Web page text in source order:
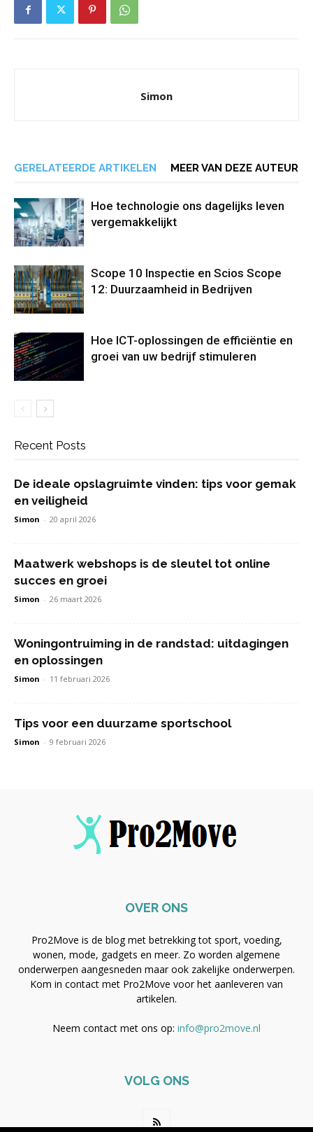
Simon
GERELATEERDE ARTIKELEN MEER VAN DEZE AUTEUR
Hoe technologie ons dagelijks leven
vergemakkelijkt
Scope 10 Inspectie en Scios Scope
12: Duurzaamheid in Bedrijven
Hoe ICT-oplossingen de efficiëntie en
groei van uw bedrijf stimuleren
Recent Posts
De ideale opslagruimte vinden: tips voor gemak
en veiligheid
Simon - 20 april 2026
Maatwerk webshops is de sleutel tot online
succes en groei
Simon - 26 maart 2026
Woningontruiming in de randstad: uitdagingen
en oplossingen
Simon - 11 februari 2026
Tips voor een duurzame sportschool
Simon - 9 februari 2026
OVER ONS
Pro2Move is de blog met betrekking tot sport, voeding,
wonen, mode, gadgets en meer. Zo worden algemene
onderwerpen aangesneden maar ook zakelijke onderwerpen.
Kom in contact met Pro2Move voor het aanleveren van
artikelen.
Neem contact met ons op: info@pro2move.nl
VOLG ONS